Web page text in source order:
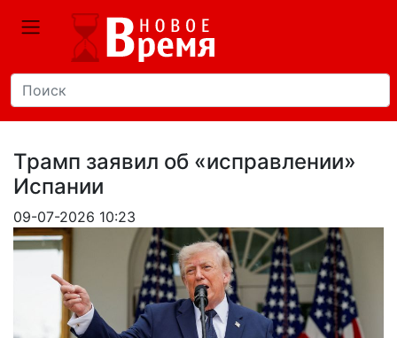
Трамп заявил об «исправлении»
Испании
09-07-2026 10:23